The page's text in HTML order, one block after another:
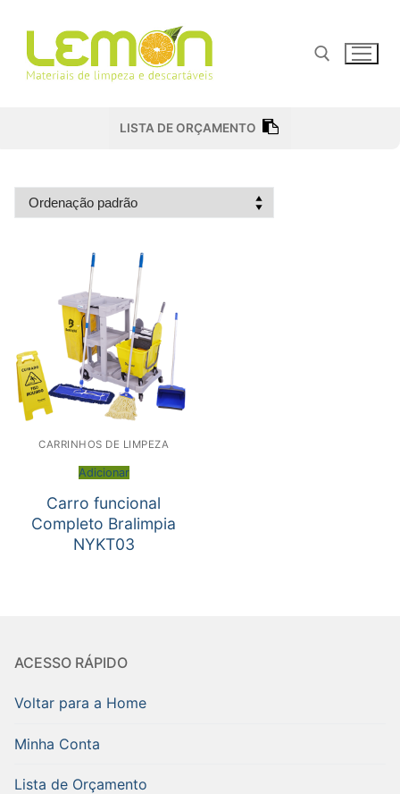
para
conteúdo
Pesquisar por:
LISTA DE ORÇAMENTO
CARRINHOS DE LIMPEZA
Adicionar
Carro funcional
Completo Bralimpia
NYKT03
ACESSO RÁPIDO
Voltar para a Home
Minha Conta
Lista de Orçamento